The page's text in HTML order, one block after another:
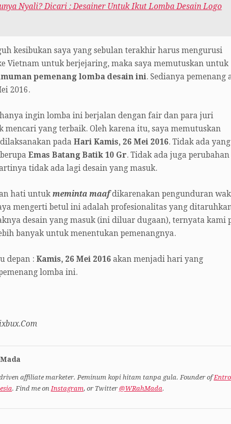
Nyali? Dicari : Desainer Untuk Ikut Lomba Desain Logo
kesibukan saya yang sebulan terakhir harus mengurusi
Vietnam untuk berjejaring, maka saya memutuskan untuk
pemenang lomba desain ini. Sedianya pemenang
2016.
hanya ingin lomba ini berjalan dengan fair dan para juri
yang terbaik. Oleh karena itu, saya memutuskan
pada Hari Kamis, 26 Mei 2016. Tidak ada yang
Emas Batang Batik 10 Gr. Tidak ada juga
tidak ada lagi desain yang masuk.
hati untuk meminta maaf dikarenakan pengunduran
mengerti betul ini adalah profesionalitas yang
desain yang masuk (ini diluar dugaan), ternyata kami
banyak untuk menentukan pemenangnya.
depan : Kamis, 26 Mei 2016akan menjadi hari yang
lomba ini.
affiliate marketer. Peminum kopi hitam tanpa gula. Founder of
. Find me onInstagram, or Twitter @WRahMada.